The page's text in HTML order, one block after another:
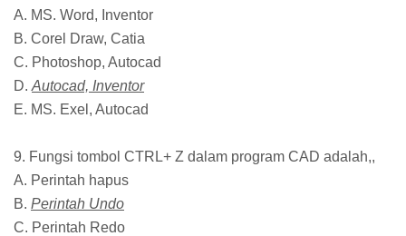
A. MS. Word, Inventor
B. Corel Draw, Catia
C. Photoshop, Autocad
D. Autocad, Inventor
E. MS. Exel, Autocad
9. Fungsi tombol CTRL+ Z dalam program CAD adalah,,
A. Perintah hapus
B. Perintah Undo
C. Perintah Redo